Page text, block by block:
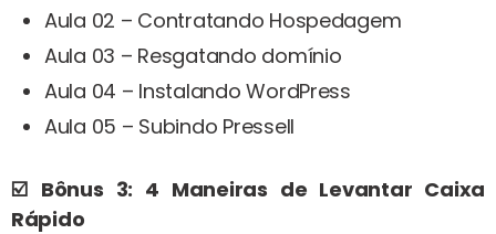
Aula 02 – Contratando Hospedagem
Aula 03 – Resgatando domínio
Aula 04 – Instalando WordPress
Aula 05 – Subindo Pressell
☑️ Bônus 3: 4 Maneiras de Levantar Caixa
Rápido